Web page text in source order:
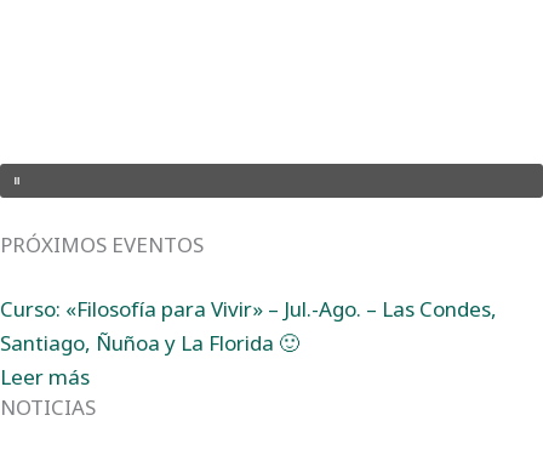
PRÓXIMOS EVENTOS
Curso: «Filosofía para Vivir» – Jul.-Ago. – Las Condes,
Santiago, Ñuñoa y La Florida 🙂
Leer más
NOTICIAS